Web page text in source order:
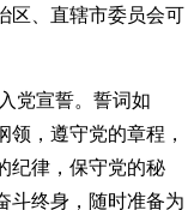
区、直辖市委员会可
党宣誓。誓词如
，遵守党的章程，
纪律，保守党的秘
斗终身，随时准备为